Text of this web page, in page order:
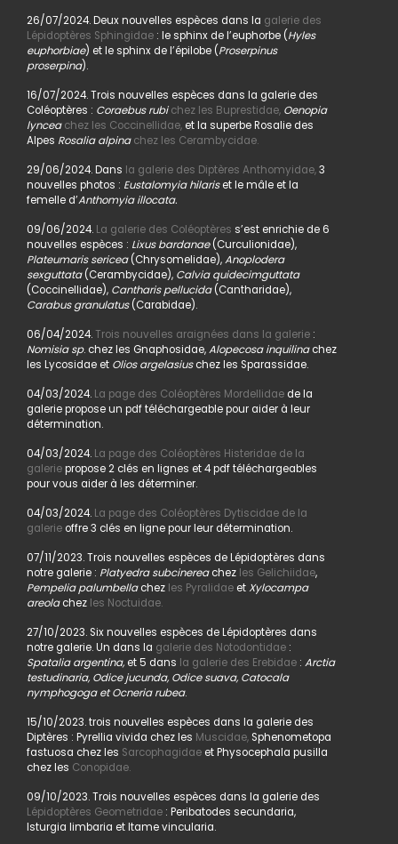
26/07/2024. Deux nouvelles espèces dans la galerie des
Lépidoptères Sphingidae: le sphinx de l’euphorbe (Hyles
euphorbiae) et le sphinx de l’épilobe (Proserpinus
proserpina).
16/07/2024. Trois nouvelles espèces dans la galerie des
Coléoptères : Coraebus rubi chez les Buprestidae, Oenopia
lyncea chez les Coccinellidae,et la superbe Rosalie des
Alpes Rosalia alpina chez les Cerambycidae.
29/06/2024. Dans la galerie des Diptères Anthomyidae,3
nouvelles photos : Eustalomyia hilariset le mâle et la
femelle d’Anthomyia illocata.
09/06/2024.La galerie des Coléoptères s’est enrichie de 6
nouvelles espèces : Lixus bardanae(Curculionidae),
Plateumaris sericea(Chrysomelidae),Anoplodera
sexguttata(Cerambycidae), Calvia quidecimguttata
(Coccinellidae), Cantharis pellucida(Cantharidae),
Carabus granulatus(Carabidae).
06/04/2024.Trois nouvelles araignées dans la galerie:
Nomisia sp. chez les Gnaphosidae,Alopecosa inquilinachez
les Lycosidae et Olios argelasiuschez les Sparassidae.
04/03/2024. La page des Coléoptères Mordellidaede la
galerie propose un pdf téléchargeable pour aider à leur
détermination.
04/03/2024. La page des Coléoptères Histeridae de la
galeriepropose 2 clés en lignes et 4 pdf téléchargeables
pour vous aider à les déterminer.
04/03/2024. La page des Coléoptères Dytiscidae de la
galerieoffre 3 clés en ligne pour leur détermination.
07/11/2023. Trois nouvelles espèces de Lépidoptères dans
notre galerie : Platyedra subcinereachez les Gelichiidae,
Pempelia palumbellachez les PyralidaeetXylocampa
areolachez les Noctuidae.
27/10/2023. Six nouvelles espèces de Lépidoptères dans
notre galerie. Un dans la galerie des Notodontidae:
Spatalia argentina, et 5 dans la galerie des Erebidae: Arctia
testudinaria, Odice jucunda, Odice suava, Catocala
nymphogoga et Ocneria rubea.
15/10/2023. trois nouvelles espèces dans la galerie des
Diptères : Pyrellia vivida chez les Muscidae,Sphenometopa
fastuosa chez les Sarcophagidaeet Physocephala pusilla
chez les Conopidae.
09/10/2023. Trois nouvelles espèces dans la galerie des
Lépidoptères Geometridae: Peribatodes secundaria,
Isturgia limbaria et Itame vincularia.